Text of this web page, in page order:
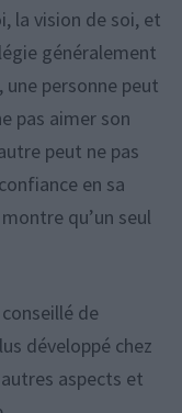
la vision de soi, et
généralement
une personne peut
pas aimer son
peut ne pas
en sa
qu’un seul
de
développé chez
aspects et